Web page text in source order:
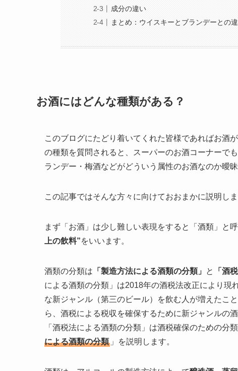
成分の違い
まとめ：ウイスキーとブランデーとの
お酒にはどんな種類がある？
このブログにたどり着いてくれた皆様であればお酒
の種類を質問されると、スーパーのお酒コーナーで
ランデー・梅酒などがどういう属性のお酒なのか曖
この記事ではそんな方々に向けておおまかに説明しま
まず「お酒」は少し難しい表現をすると「酒類」と
上の飲料”をいいます。
酒類の分類は 「製造方法による酒類の分類」 と 「酒
による酒類の分類」は2018年の酒税法改正により現
な新ジャンル（第三のビール）を飲む人が増えたこ
ら、酒税による税収を確保するために新ジャンルの
「酒税法による酒類の分類」は酒税確保のための分
による酒類の分類 」を説明します。